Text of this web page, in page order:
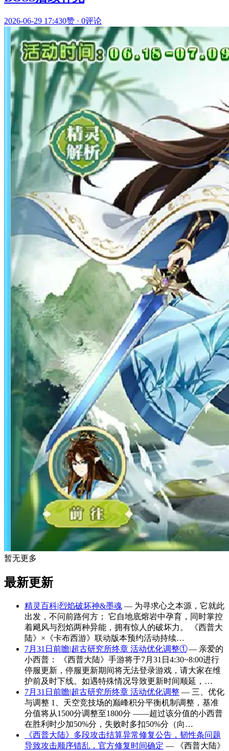
2026-06-29 17:430赞 · 0评论
暂无更多
最新更新
精灵百科|烈焰破坏神&墨魂 — 为寻求心之本源，它就此
出发，不问前路何方； 它自地底熔岩中孕育，同时掌控
着飓风与烈焰两种异能，拥有惊人的破坏力。 《西普大
陆》×《卡布西游》联动版本预约活动持续…
7月31日前瞻|超古研究所终章 活动优化调整①— 亲爱的
小西普： 《西普大陆》手游将于7月31日4:30~8:00进行
停服更新，停服更新期间将无法登录游戏，请大家在维
护前及时下线。如遇特殊情况导致更新时间顺延，…
7月31日前瞻|超古研究所终章 活动优化调整 — 三、优化
与调整 1、天空竞技场的巅峰积分平衡机制调整，基准
分值将从1500分调整至1800分 ——超过该分值的小西普
在胜利时少加50%分，失败时多扣50%分（向…
《西普大陆》多段攻击结算异常修复公告，韧性条问题
导致攻击顺序错乱，官方修复时间确定 — 《西普大陆》